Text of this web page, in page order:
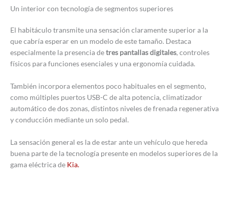
Un interior con tecnología de segmentos superiores
El habitáculo transmite una sensación claramente superior a la
que cabría esperar en un modelo de este tamaño. Destaca
especialmente la presencia detres pantallas digitales, controles
físicos para funciones esenciales y una ergonomía cuidada.
También incorpora elementos poco habituales en el segmento,
como múltiples puertos USB-C de alta potencia, climatizador
automático de dos zonas, distintos niveles de frenada regenerativa
y conducción mediante un solo pedal.
La sensación general es la de estar ante un vehículo que hereda
buena parte de la tecnología presente en modelos superiores de la
gama eléctrica de Kia.